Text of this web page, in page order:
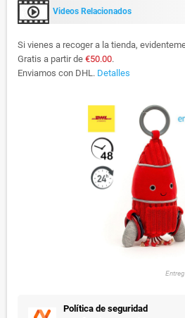
Videos Relacionados
Si vienes a recoger a la tienda,
Gratis a partir de €50.00.
Enviamos con DHL. Detalles
Política de seguridad